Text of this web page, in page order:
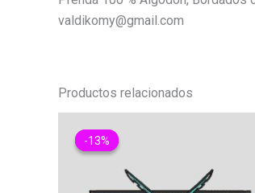
valdikomy@gmail.com
Productos relacionados
-13%
-13%